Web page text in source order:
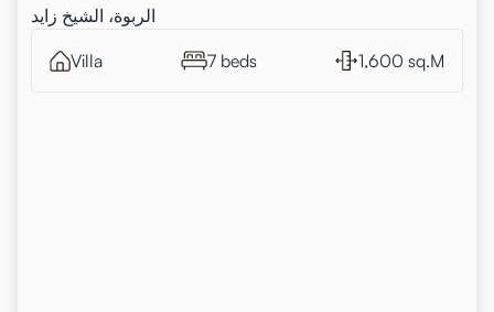
الربوة، الشيخ زايد
Villa 7 beds 1,600 sq.M